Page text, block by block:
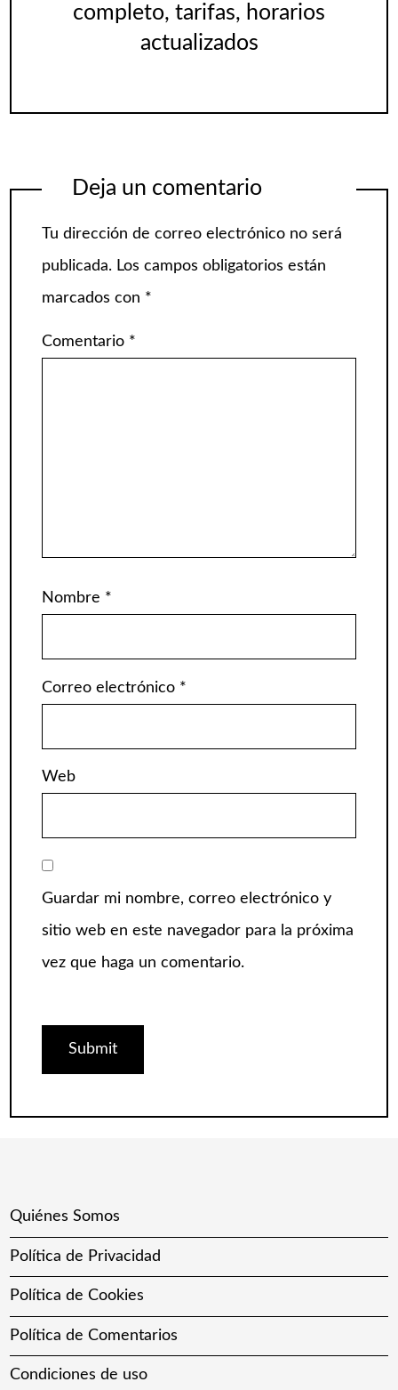
completo, tarifas, horarios
actualizados
Deja un comentario
Tu dirección de correo electrónico no será
publicada. Los campos obligatorios están
marcados con *
Comentario *
Nombre *
Correo electrónico *
Web
Guardar mi nombre, correo electrónico y
sitio web en este navegador para la próxima
vez que haga un comentario.
Quiénes Somos
Política de Privacidad
Política de Cookies
Política de Comentarios
Condiciones de uso